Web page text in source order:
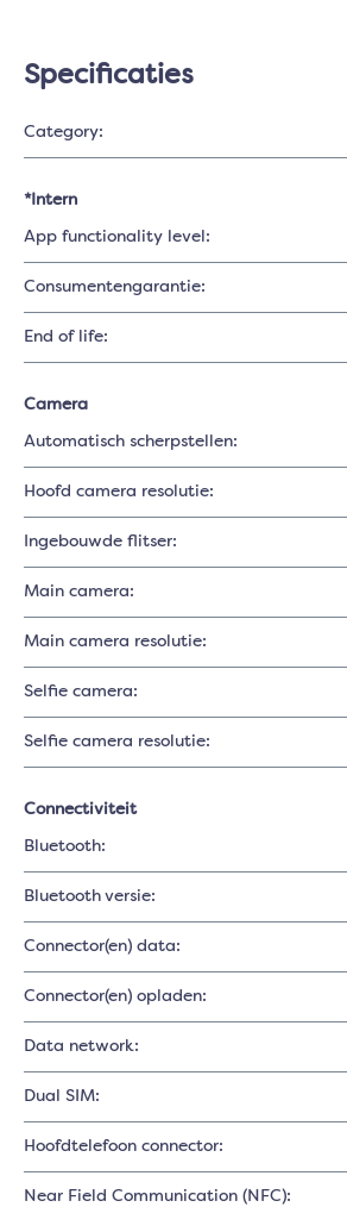
Specificaties
Category:
*Intern
App functionality level:
Consumentengarantie:
End of life:
Camera
Automatisch scherpstellen:
Hoofd camera resolutie:
Ingebouwde flitser:
Main camera:
Main camera resolutie:
Selfie camera:
Selfie camera resolutie:
Connectiviteit
Bluetooth:
Bluetooth versie:
Connector(en) data:
Connector(en) opladen:
Data network:
Dual SIM:
Hoofdtelefoon connector:
Near Field Communication (NFC):